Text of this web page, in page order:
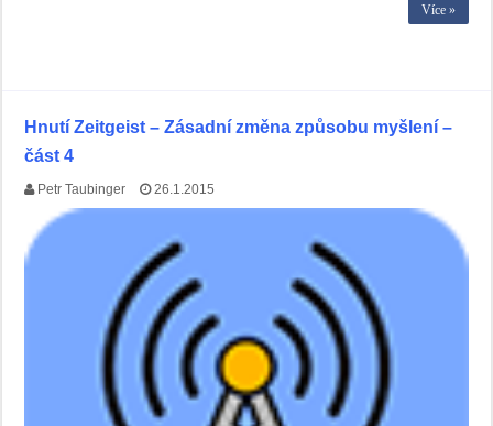
Více »
Hnutí Zeitgeist – Zásadní změna způsobu myšlení –
část 4
Petr Taubinger 26.1.2015